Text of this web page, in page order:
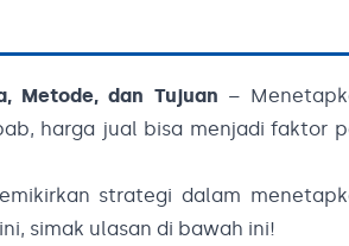
Metode, dan Tujuan –
harga jual bisa menjadi faktor
strategi dalam
simak ulasan di bawah ini!